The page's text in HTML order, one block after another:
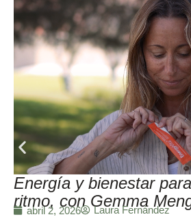
Energía y bienestar
ritmo, con Gemma
abril 2, 2026 Laura Fernández